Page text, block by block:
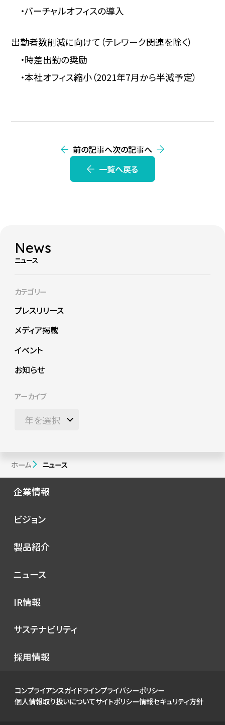
・バーチャルオフィスの導入
出勤者数削減に向けて（テレワーク関連を除く）
・時差出勤の奨励
・本社オフィス縮小（2021年7月から半減予定）
前の記事へ次の記事へ
一覧へ戻る
News
ニュース
カテゴリー
プレスリリース
メディア掲載
イベント
お知らせ
アーカイブ
ホーム ニュース
企業情報
会社概要
ビジョン
トップメッセージ
製品紹介
コンセプト
シノプスのこだわり
ニュース
プレスリリース
イベント
お知らせ
IR情報
IRニュース
財務ハイライト
IRライブラリ
サステナビリティ
環境
ガバナンス
採用情報
コンプライアンスガイドラインプライバシーポリシー
個人情報取り扱いについてサイトポリシー情報セキュリティ方針